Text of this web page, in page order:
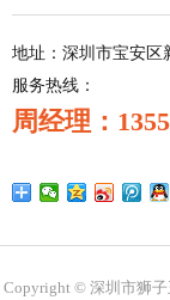
地址：深圳市宝安区
服务热线：
周经理：
Copyright © 深圳市狮